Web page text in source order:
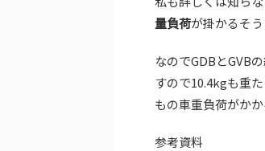
量負荷が掛かるそう
なのでGDBとGVB
すので10.4kgも重
もの車重負荷がか
参考資料